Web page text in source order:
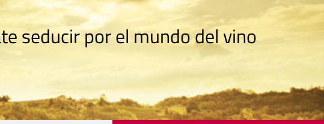
seducir por el mundo del vino